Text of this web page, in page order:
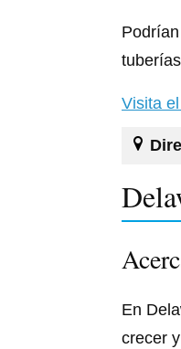
Visita
En
crecer